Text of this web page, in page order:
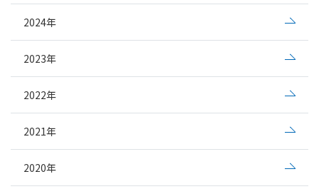
2024年
2023年
2022年
2021年
2020年